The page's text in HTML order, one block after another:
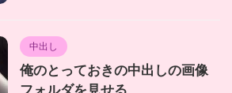
中出し
俺のとっておきの中出しの画像